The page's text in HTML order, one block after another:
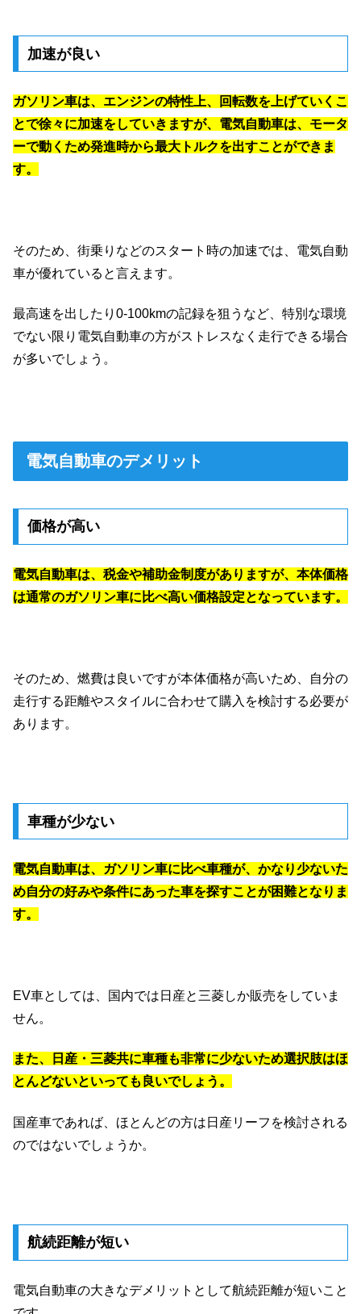
加速が良い
ガソリン車は、エンジンの特性上、回転数を上げていくこ
とで徐々に加速をしていきますが、電気自動車は、モータ
ーで動くため発進時から最大トルクを出すことができま
す。
そのため、街乗りなどのスタート時の加速では、電気自動
車が優れていると言えます。
最高速を出したり0-100kmの記録を狙うなど、特別な環境
でない限り電気自動車の方がストレスなく走行できる場合
が多いでしょう。
電気自動車のデメリット
価格が高い
電気自動車は、税金や補助金制度がありますが、本体価格
は通常のガソリン車に比べ高い価格設定となっています。
そのため、燃費は良いですが本体価格が高いため、自分の
走行する距離やスタイルに合わせて購入を検討する必要が
あります。
車種が少ない
電気自動車は、ガソリン車に比べ車種が、かなり少ないた
め自分の好みや条件にあった車を探すことが困難となりま
す。
EV車としては、国内では日産と三菱しか販売をしていま
せん。
また、日産・三菱共に車種も非常に少ないため選択肢はほ
とんどないといっても良いでしょう。
国産車であれば、ほとんどの方は日産リーフを検討される
のではないでしょうか。
航続距離が短い
電気自動車の大きなデメリットとして航続距離が短いこと